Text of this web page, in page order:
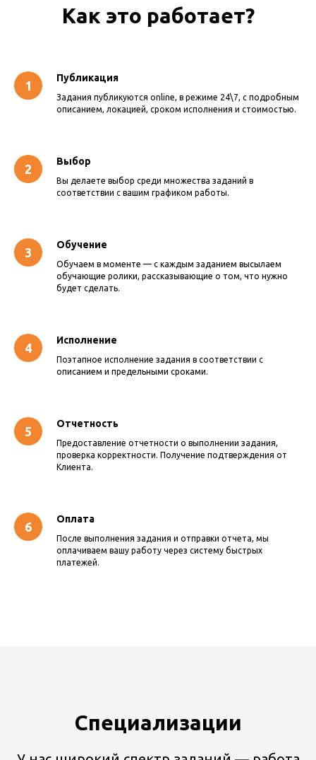
Как это работает?
Публикация
Задания публикуются online, в режиме 24\7, с подробным
описанием, локацией, сроком исполнения и стоимостью.
Выбор
Вы делаете выбор среди множества заданий в
соответствии с вашим графиком работы.
Обучение
Обучаем в моменте — с каждым заданием высылаем
обучающие ролики, рассказывающие о том, что нужно
будет сделать.
Исполнение
Поэтапное исполнение задания в соответствии с
описанием и предельными сроками.
Отчетность
Предоставление отчетности о выполнении задания,
проверка корректности. Получение подтверждения от
Клиента.
Оплата
После выполнения задания и отправки отчета, мы
оплачиваем вашу работу через систему быстрых
платежей.
Специализации